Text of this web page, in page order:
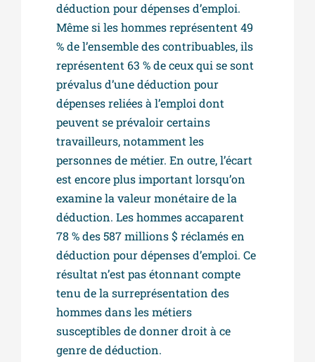
déduction pour dépenses d’emploi.
Même si les hommes représentent 49
% de l’ensemble des contribuables, ils
représentent 63 % de ceux qui se sont
prévalus d’une déduction pour
dépenses reliées à l’emploi dont
peuvent se prévaloir certains
travailleurs, notamment les
personnes de métier. En outre, l’écart
est encore plus important lorsqu’on
examine la valeur monétaire de la
déduction. Les hommes accaparent
78 % des 587 millions $ réclamés en
déduction pour dépenses d’emploi. Ce
résultat n’est pas étonnant compte
tenu de la surreprésentation des
hommes dans les métiers
susceptibles de donner droit à ce
genre de déduction.